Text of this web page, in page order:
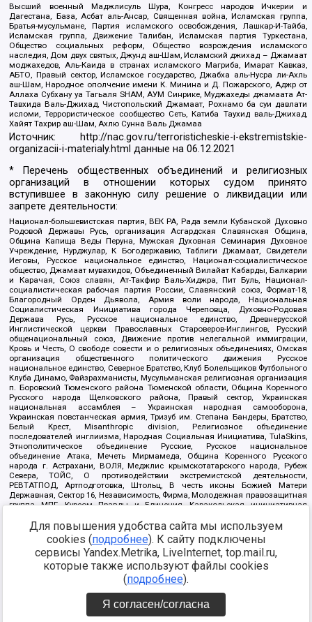
Высший военный Маджлисуль Шура, Конгресс народов Ичкерии и
Дагестана, База, Асбат аль-Ансар, Священная война, Исламская группа,
Братья-мусульмане, Партия исламского освобождения, Лашкар-И-Тайба,
Исламская группа, Движение Талибан, Исламская партия Туркестана,
Общество социальных реформ, Общество возрождения исламского
наследия, Дом двух святых, Джунд аш-Шам, Исламский джихад – Джамаат
моджахедов, Аль-Каида в странах исламского Магриба, Имарат Кавказ,
АБТО, Правый сектор, Исламское государство, Джабха аль-Нусра ли-Ахль
аш-Шам, Народное ополчение имени К. Минина и Д. Пожарского, Аджр от
Аллаха Субхану уа Тагьаля SHAM, АУМ Синрике, Муджахеды джамаата Ат-
Тавхида Валь-Джихад, Чистопольский Джамаат, Рохнамо ба суи давлати
исломи, Террористическое сообщество Сеть, Катиба Таухид валь-Джихад,
Хайят Тахрир аш-Шам, Ахлю Сунна Валь Джамаа
Источник:
http://nac.gov.ru/terroristicheskie-i-ekstremistskie-
organizacii-i-materialy.html данные на06.12.2021
* Перечень общественных объединений и религиозных
организаций в отношении которых судом принято
вступившее в законную силу решение о ликвидации или
запрете деятельности:
Национал-большевистская партия, ВЕК РА, Рада земли Кубанской Духовно
Родовой Державы Русь, организация Асгардская Славянская Община,
Община Капища Веды Перуна, Мужская Духовная Семинария Духовное
Учреждение, Нурджулар, К Богодержавию, Таблиги Джамаат, Свидетели
Иеговы, Русское национальное единство, Национал-социалистическое
общество, Джамаат мувахидов, Объединенный Вилайат Кабарды, Балкарии
и Карачая, Союз славян, Ат-Такфир Валь-Хиджра, Пит Буль, Национал-
социалистическая рабочая партия России, Славянский союз, Формат-18,
Благородный Орден Дьявола, Армия воли народа, Национальная
Социалистическая Инициатива города Череповца, Духовно-Родовая
Держава Русь, Русское национальное единство, Древнерусской
Инглистической церкви Православных Староверов-Инглингов, Русский
общенациональный союз, Движение против нелегальной иммиграции,
Кровь и Честь, О свободе совести и о религиозных объединениях, Омская
организация общественного политического движения Русское
национальное единство, Северное Братство, Клуб Болельщиков Футбольного
Клуба Динамо, Файзрахманисты, Мусульманская религиозная организация
п. Боровский Тюменского района Тюменской области, Община Коренного
Русского народа Щелковского района, Правый сектор, Украинская
национальная ассамблея – Украинская народная самооборона,
Украинская повстанческая армия, Тризуб им. Степана Бандеры, Братство,
Белый Крест, Misanthropic division, Религиозное объединение
последователей инглиизма, Народная Социальная Инициатива, TulaSkins,
Этнополитическое объединение Русские, Русское национальное
объединение Атака, Мечеть Мирмамеда, Община Коренного Русского
народа г. Астрахани, ВОЛЯ, Меджлис крымскотатарского народа, Рубеж
Севера, ТОЙС, О противодействии экстремистской деятельности,
РЕВТАТПОД, Артподготовка, Штольц, В честь иконы Божией Матери
Державная, Сектор 16, Независимость, Фирма, Молодежная правозащитная
группа МПГ, Курсом Правды и Единения, Каракольская инициативная
Благотворительный пансионат Ак Умут, Русская республика Русь,
Арестантское уголовное единство, Башкорт, Нация и свобода, W.H.С., Фалунь
Дафа, Иртыш Ultras, Русский Патриотический клуб-Новокузнецк/РПК,
Сибирский державный союз, Фонд борьбы с коррупцией, Фонд защиты прав
граждан, Штабы Навального, Совет граждан СССР Прикубанского округа г.
https://minjust.gov.ru/ru/documents/7822/
Для повышения удобства сайта мы используем
cookies (подробнее). К сайту подключены
сервисы Yandex.Metrika, LiveInternet, top.mail.ru,
которые также используют файлы cookies
(подробнее).
Я согласен/согласна